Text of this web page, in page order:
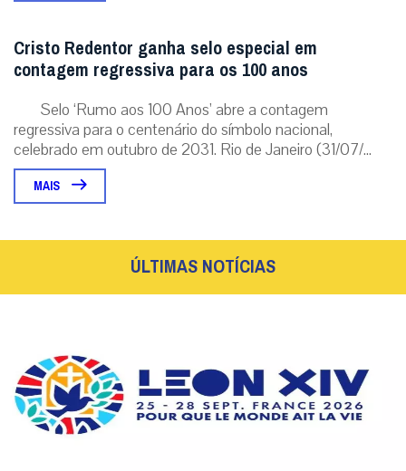
Cristo Redentor ganha selo especial em
contagem regressiva para os 100 anos
Selo ‘Rumo aos 100 Anos’ abre a contagem
regressiva para o centenário do símbolo nacional,
celebrado em outubro de 2031. Rio de Janeiro (31/07/...
MAIS
ÚLTIMAS NOTÍCIAS